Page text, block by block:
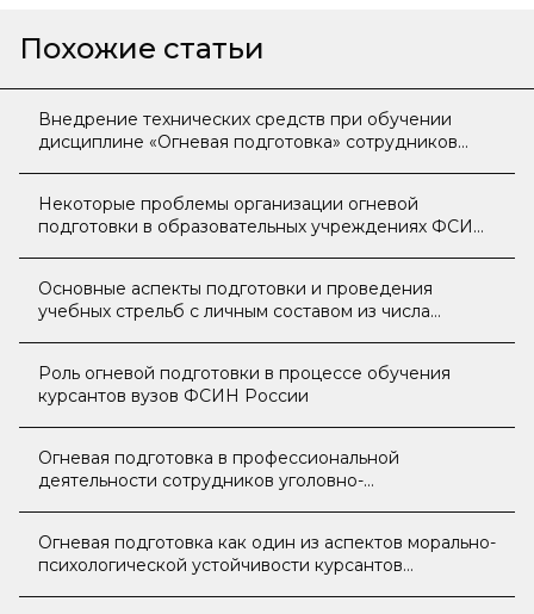
Похожие статьи
Внедрение технических средств при обучении
дисциплине «Огневая подготовка» сотрудников
Некоторые проблемы организации огневой
подготовки в образовательных учреждениях ФСИН
Основные аспекты подготовки и проведения
учебных стрельб с личным составом из числа
Роль огневой подготовки в процессе обучения
курсантов вузов ФСИН России
Огневая подготовка в профессиональной
деятельности сотрудников уголовно-
Огневая подготовка как один из аспектов морально-
психологической устойчивости курсантов